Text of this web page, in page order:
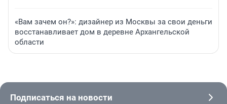
«Вам зачем он?»: дизайнер из Москвы за свои деньги
восстанавливает дом в деревне Архангельской
области
Подписаться на новости